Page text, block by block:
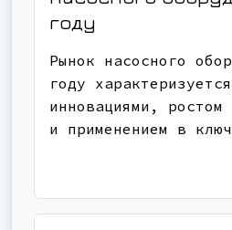
году
Рынок насосного
году
инновациями, ростом
и применением в